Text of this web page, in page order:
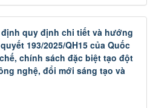
quy định chi tiết và hướng
193/2025/QH15 của Quốc
chính sách đặc biệt tạo đột
nghệ, đổi mới sáng tạo và